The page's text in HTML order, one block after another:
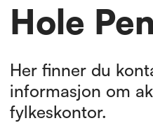
Hole
Her finner du
informasjon om
fylkeskontor.